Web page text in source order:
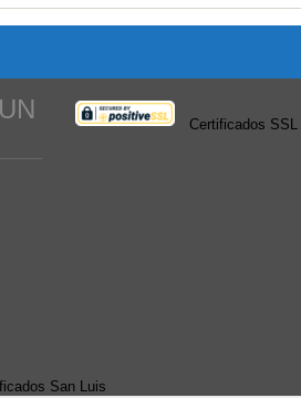
Certificados SSL
San Luis